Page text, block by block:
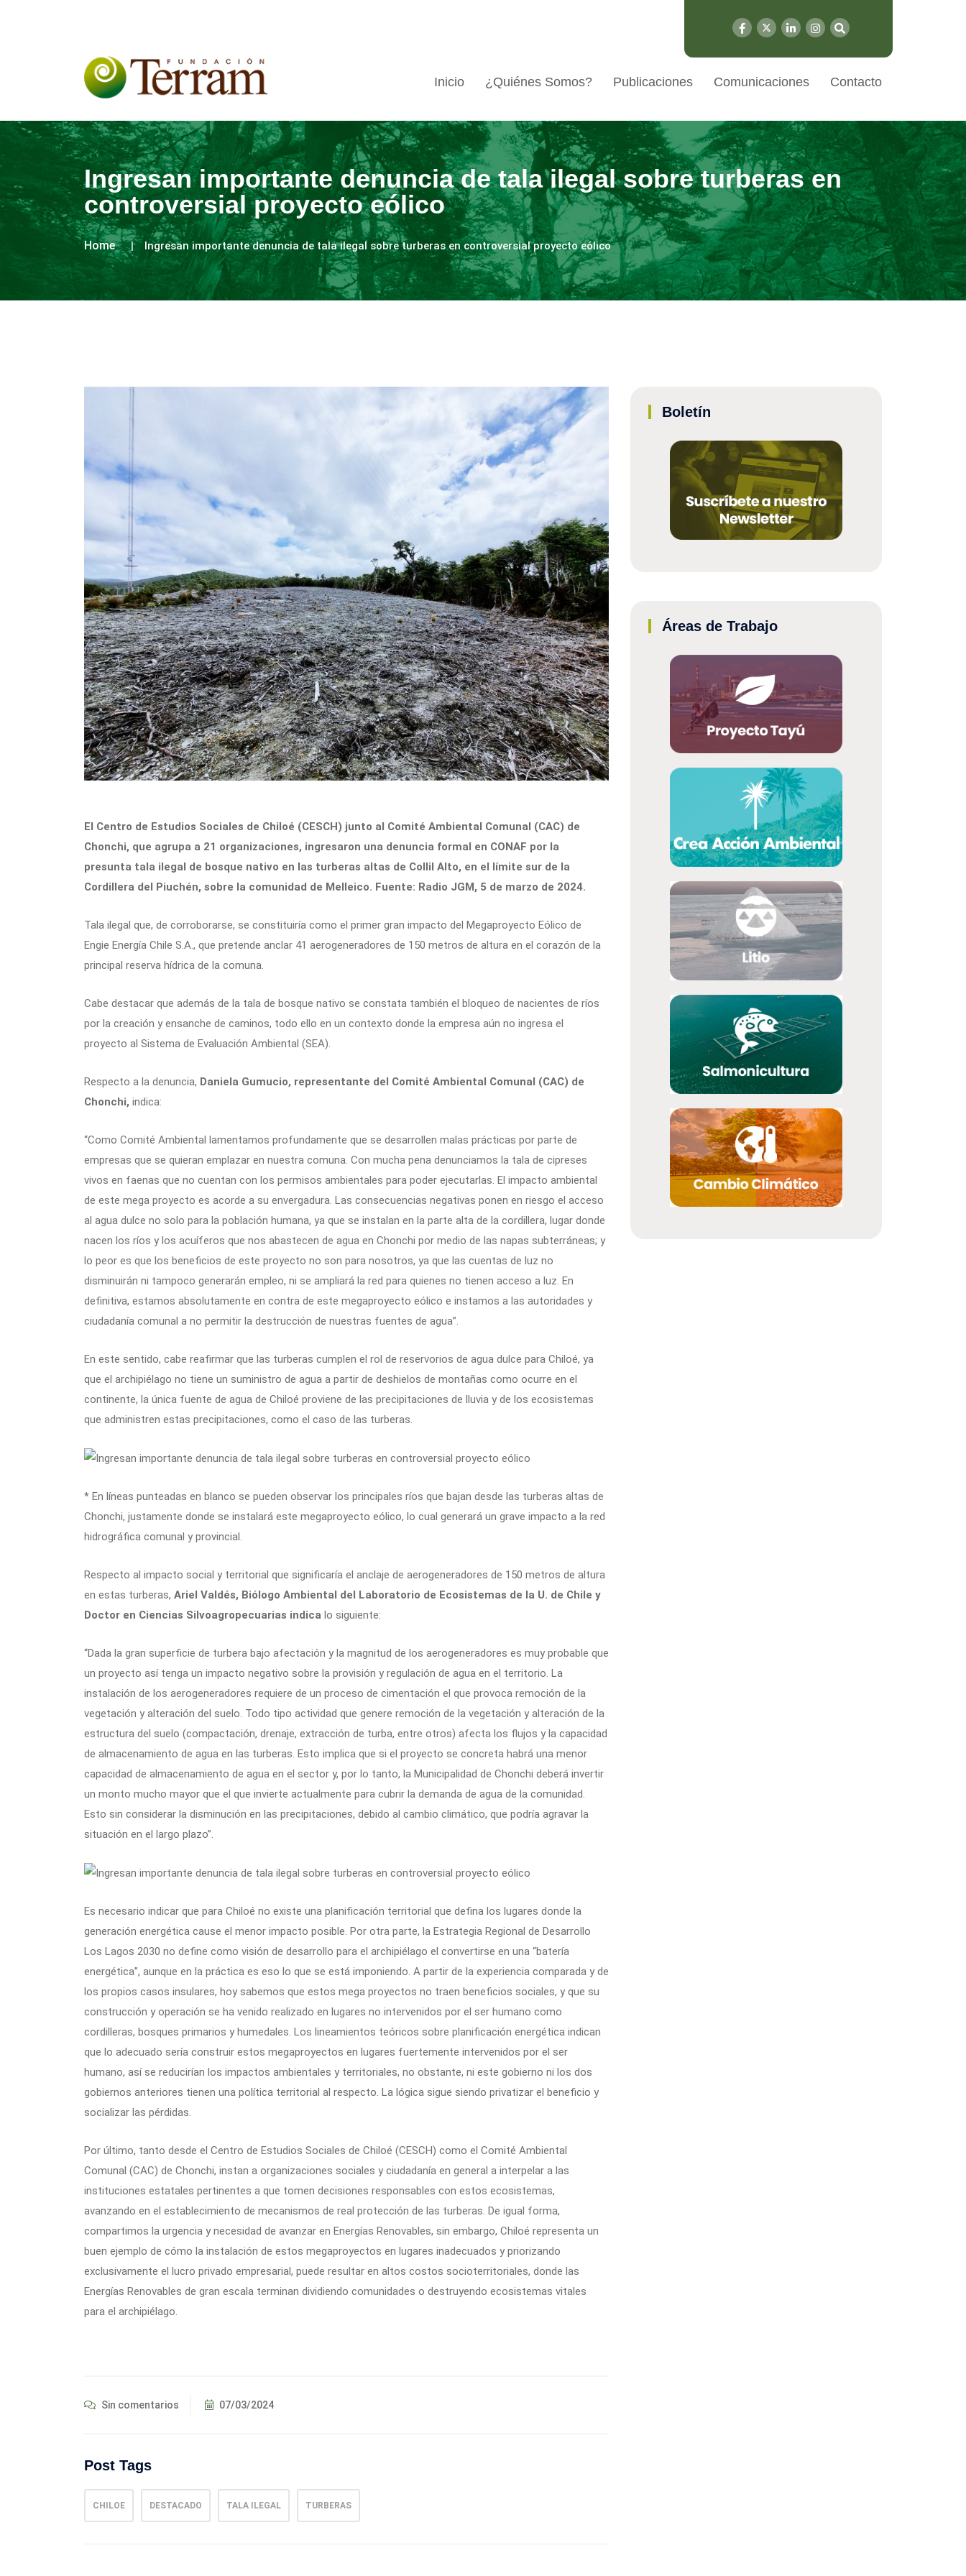
Inicio ¿Quiénes Somos? Publicaciones Comunicaciones Contacto
Ingresan importante denuncia de tala ilegal sobre turberas en
controversial proyecto eólico
Home Ingresan importante denuncia de tala ilegal sobre turberas en controversial proyecto eólico
El Centro de Estudios Sociales de Chiloé (CESCH) junto al Comité Ambiental Comunal (CAC) de
Chonchi, que agrupa a 21 organizaciones, ingresaron una denuncia formal en CONAF por la
presunta tala ilegal de bosque nativo en las turberas altas de Collil Alto, en el límite sur de la
Cordillera del Piuchén, sobre la comunidad de Melleico. Fuente: Radio JGM, 5 de marzo de 2024.
Tala ilegal que, de corroborarse, se constituiría como el primer gran impacto del Megaproyecto Eólico de
Engie Energía Chile S.A., que pretende anclar 41 aerogeneradores de 150 metros de altura en el corazón de la
principal reserva hídrica de la comuna.
Cabe destacar que además de la tala de bosque nativo se constata también el bloqueo de nacientes de ríos
por la creación y ensanche de caminos, todo ello en un contexto donde la empresa aún no ingresa el
proyecto al Sistema de Evaluación Ambiental (SEA).
Respecto a la denuncia, Daniela Gumucio, representante del Comité Ambiental Comunal (CAC) de
Chonchi, indica:
“Como Comité Ambiental lamentamos profundamente que se desarrollen malas prácticas por parte de
empresas que se quieran emplazar en nuestra comuna. Con mucha pena denunciamos la tala de cipreses
vivos en faenas que no cuentan con los permisos ambientales para poder ejecutarlas. El impacto ambiental
de este mega proyecto es acorde a su envergadura. Las consecuencias negativas ponen en riesgo el acceso
al agua dulce no solo para la población humana, ya que se instalan en la parte alta de la cordillera, lugar donde
nacen los ríos y los acuíferos que nos abastecen de agua en Chonchi por medio de las napas subterráneas; y
lo peor es que los beneficios de este proyecto no son para nosotros, ya que las cuentas de luz no
disminuirán ni tampoco generarán empleo, ni se ampliará la red para quienes no tienen acceso a luz. En
definitiva, estamos absolutamente en contra de este megaproyecto eólico e instamos a las autoridades y
ciudadanía comunal a no permitir la destrucción de nuestras fuentes de agua”.
En este sentido, cabe reafirmar que las turberas cumplen el rol de reservorios de agua dulce para Chiloé, ya
que el archipiélago no tiene un suministro de agua a partir de deshielos de montañas como ocurre en el
continente, la única fuente de agua de Chiloé proviene de las precipitaciones de lluvia y de los ecosistemas
que administren estas precipitaciones, como el caso de las turberas.
* En líneas punteadas en blanco se pueden observar los principales ríos que bajan desde las turberas altas de
Chonchi, justamente donde se instalará este megaproyecto eólico, lo cual generará un grave impacto a la red
hidrográfica comunal y provincial.
Respecto al impacto social y territorial que significaría el anclaje de aerogeneradores de 150 metros de altura
en estas turberas, Ariel Valdés, Biólogo Ambiental del Laboratorio de Ecosistemas de la U. de Chile y
Doctor en Ciencias Silvoagropecuarias indica lo siguiente:
“Dada la gran superficie de turbera bajo afectación y la magnitud de los aerogeneradores es muy probable que
un proyecto así tenga un impacto negativo sobre la provisión y regulación de agua en el territorio. La
instalación de los aerogeneradores requiere de un proceso de cimentación el que provoca remoción de la
vegetación y alteración del suelo. Todo tipo actividad que genere remoción de la vegetación y alteración de la
estructura del suelo (compactación, drenaje, extracción de turba, entre otros) afecta los flujos y la capacidad
de almacenamiento de agua en las turberas. Esto implica que si el proyecto se concreta habrá una menor
capacidad de almacenamiento de agua en el sector y, por lo tanto, la Municipalidad de Chonchi deberá invertir
un monto mucho mayor que el que invierte actualmente para cubrir la demanda de agua de la comunidad.
Esto sin considerar la disminución en las precipitaciones, debido al cambio climático, que podría agravar la
situación en el largo plazo”.
Es necesario indicar que para Chiloé no existe una planificación territorial que defina los lugares donde la
generación energética cause el menor impacto posible. Por otra parte, la Estrategia Regional de Desarrollo
Los Lagos 2030 no define como visión de desarrollo para el archipiélago el convertirse en una “batería
energética”, aunque en la práctica es eso lo que se está imponiendo. A partir de la experiencia comparada y de
los propios casos insulares, hoy sabemos que estos mega proyectos no traen beneficios sociales, y que su
construcción y operación se ha venido realizado en lugares no intervenidos por el ser humano como
cordilleras, bosques primarios y humedales. Los lineamientos teóricos sobre planificación energética indican
que lo adecuado sería construir estos megaproyectos en lugares fuertemente intervenidos por el ser
humano, así se reducirían los impactos ambientales y territoriales, no obstante, ni este gobierno ni los dos
gobiernos anteriores tienen una política territorial al respecto. La lógica sigue siendo privatizar el beneficio y
socializar las pérdidas.
Por último, tanto desde el Centro de Estudios Sociales de Chiloé (CESCH) como el Comité Ambiental
Comunal (CAC) de Chonchi, instan a organizaciones sociales y ciudadanía en general a interpelar a las
instituciones estatales pertinentes a que tomen decisiones responsables con estos ecosistemas,
avanzando en el establecimiento de mecanismos de real protección de las turberas. De igual forma,
compartimos la urgencia y necesidad de avanzar en Energías Renovables, sin embargo, Chiloé representa un
buen ejemplo de cómo la instalación de estos megaproyectos en lugares inadecuados y priorizando
exclusivamente el lucro privado empresarial, puede resultar en altos costos socioterritoriales, donde las
Energías Renovables de gran escala terminan dividiendo comunidades o destruyendo ecosistemas vitales
para el archipiélago.
Sin comentarios 07/03/2024
Post Tags
CHILOE DESTACADO TALA ILEGAL TURBERAS
Boletín
Áreas de Trabajo